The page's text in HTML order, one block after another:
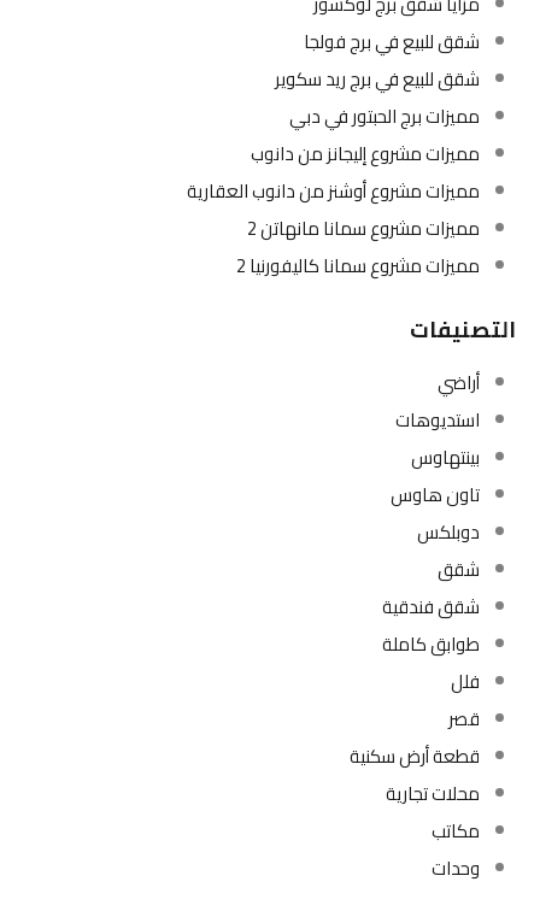
شقق للبيع في برج فولجا
شقق للبيع في برج ريد سكوير
مميزات برج الحبتور في دبي
مميزات مشروع إليجانز من دانوب
مميزات مشروع أوشنز من دانوب العقارية
مميزات مشروع سمانا مانهاتن 2
مميزات مشروع سمانا كاليفورنيا 2
التصنيفات
أراضي
استديوهات
بينتهاوس
تاون هاوس
دوبلكس
شقق
شقق فندقية
طوابق كاملة
فلل
قصر
قطعة أرض سكنية
محلات تجارية
مكاتب
وحدات